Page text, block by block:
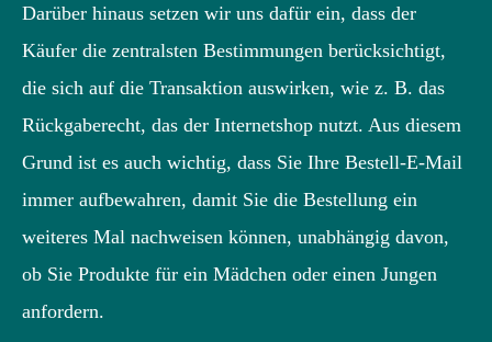
Darüber hinaus setzen wir uns dafür ein, dass der
Käufer die zentralsten Bestimmungen berücksichtigt,
die sich auf die Transaktion auswirken, wie z. B. das
Rückgaberecht, das der Internetshop nutzt. Aus diesem
Grund ist es auch wichtig, dass Sie Ihre Bestell-E-Mail
immer aufbewahren, damit Sie die Bestellung ein
weiteres Mal nachweisen können, unabhängig davon,
ob Sie Produkte für ein Mädchen oder einen Jungen
anfordern.